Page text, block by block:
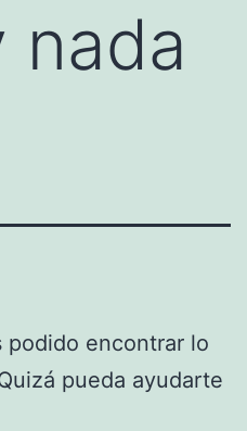
nada
podido encontrar lo
pueda ayudarte